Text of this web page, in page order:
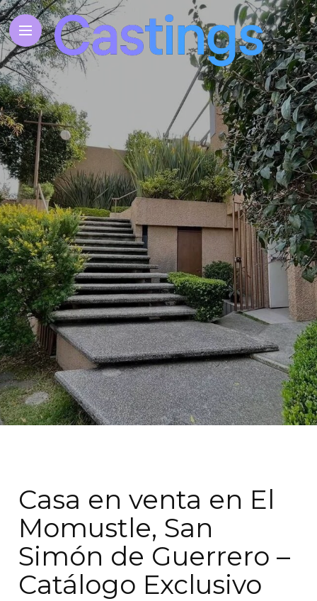
Casa en venta en El
Momustle, San
Simón de Guerrero –
Catálogo Exclusivo